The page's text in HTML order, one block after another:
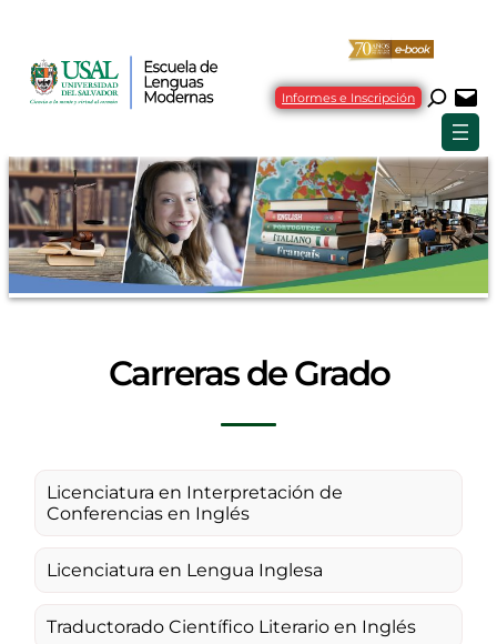
Informes e Inscripción
Carreras de Grado
Licenciatura en Interpretación de
Conferencias en Inglés
Licenciatura en Lengua Inglesa
Traductorado Científico Literario en Inglés